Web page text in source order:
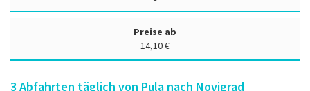
Preise ab
14,10 €
3 Abfahrten täglich von Pula nach Novigrad